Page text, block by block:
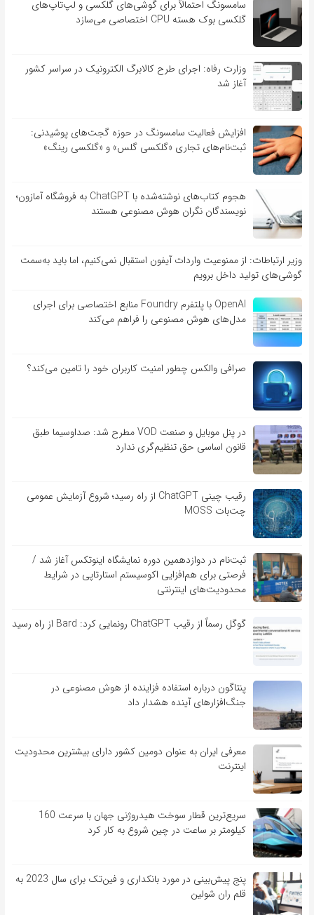
سامسونگ احتمالاً برای گوشی‌های گلکسی و لپ‌تاپ‌های
گلکسی بوک هسته CPU اختصاصی می‌سازد
وزارت رفاه: اجرای طرح کالابرگ الکترونیک در سراسر کشور
آغاز شد
افزایش فعالیت سامسونگ در حوزه گجت‌های پوشیدنی:
ثبت‌نام‌های تجاری «گلکسی گلس» و «گلکسی رینگ»
هجوم کتاب‌های نوشته‌شده با ChatGPT به فروشگاه آمازون؛
نویسندگان نگران هوش مصنوعی هستند
وزیر ارتباطات: از ممنوعیت واردات آیفون استقبال نمی‌کنیم، اما باید به‌سمت
گوشی‌های تولید داخل برویم
OpenAI با پلتفرم Foundry منابع اختصاصی برای اجرای
مدل‌های هوش مصنوعی را فراهم می‌کند
صرافی والکس چطور امنیت کاربران خود را تامین می‌کند؟
در پنل موبایل و صنعت VOD مطرح شد: صداوسیما طبق
قانون اساسی حق تنظیم‌گری ندارد
رقیب چینی ChatGPT از راه رسید؛ شروع آزمایش عمومی
چت‌بات MOSS
ثبت‌نام در دوازدهمین دوره نمایشگاه اینوتکس آغاز شد /
فرصتی برای هم‌افزایی اکوسیستم استارتاپی در شرایط
محدودیت‌های اینترنتی
گوگل رسماً از رقیب ChatGPT رونمایی کرد: Bard از راه رسید
پنتاگون درباره استفاده فزاینده از هوش مصنوعی در
جنگ‌افزارهای آینده هشدار داد
معرفی ایران به عنوان دومین کشور دارای بیشترین محدودیت
اینترنت
سریع‌ترین قطار سوخت هیدروژنی جهان با سرعت 160
کیلومتر بر ساعت در چین شروع به کار کرد
پنج پیش‌بینی در مورد بانکداری و فین‌تک برای سال 2023 به
قلم ران شولین